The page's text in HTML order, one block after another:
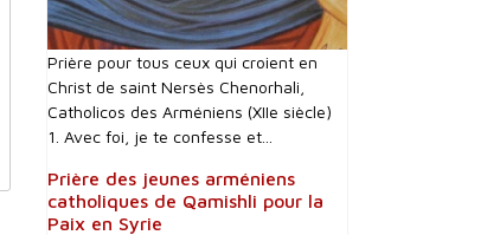
Prière pour tous ceux qui croient en
Christ de saint Nersès Chenorhali,
Catholicos des Arméniens (XIIe siècle)
1. Avec foi, je te confesse et...
Prière des jeunes arméniens
catholiques de Qamishli pour la
Paix en Syrie